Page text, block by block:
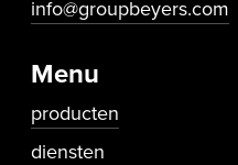
info@groupbeyers.com
Menu
producten
diensten